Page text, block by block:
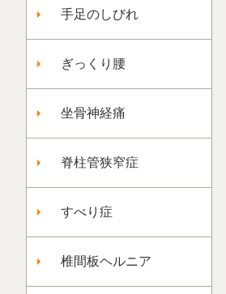
手足のしびれ
ぎっくり腰
坐骨神経痛
脊柱管狭窄症
すべり症
椎間板ヘルニア